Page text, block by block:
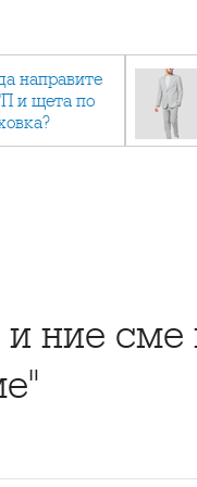
направите
и щета по
ние